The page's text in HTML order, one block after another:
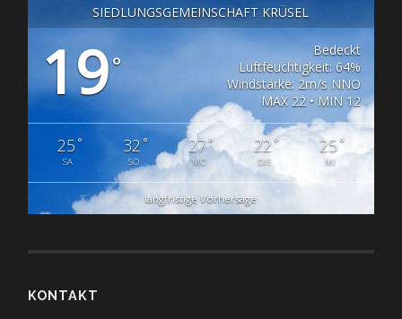
SIEDLUNGSGEMEINSCHAFT KRÜSEL
19°
Bedeckt
Luftfeuchtigkeit: 64%
Windstärke: 2m/s NNO
MAX 22 • MIN 12
25°
SA
32 °
SO
27°
MO
22°
DIE
25°
MI
langfristige Vorhersage
KONTAKT